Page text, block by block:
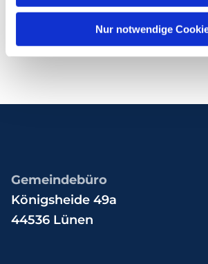
Nur notwendige
Gemeindebüro
Königsheide 49a
44536 Lünen